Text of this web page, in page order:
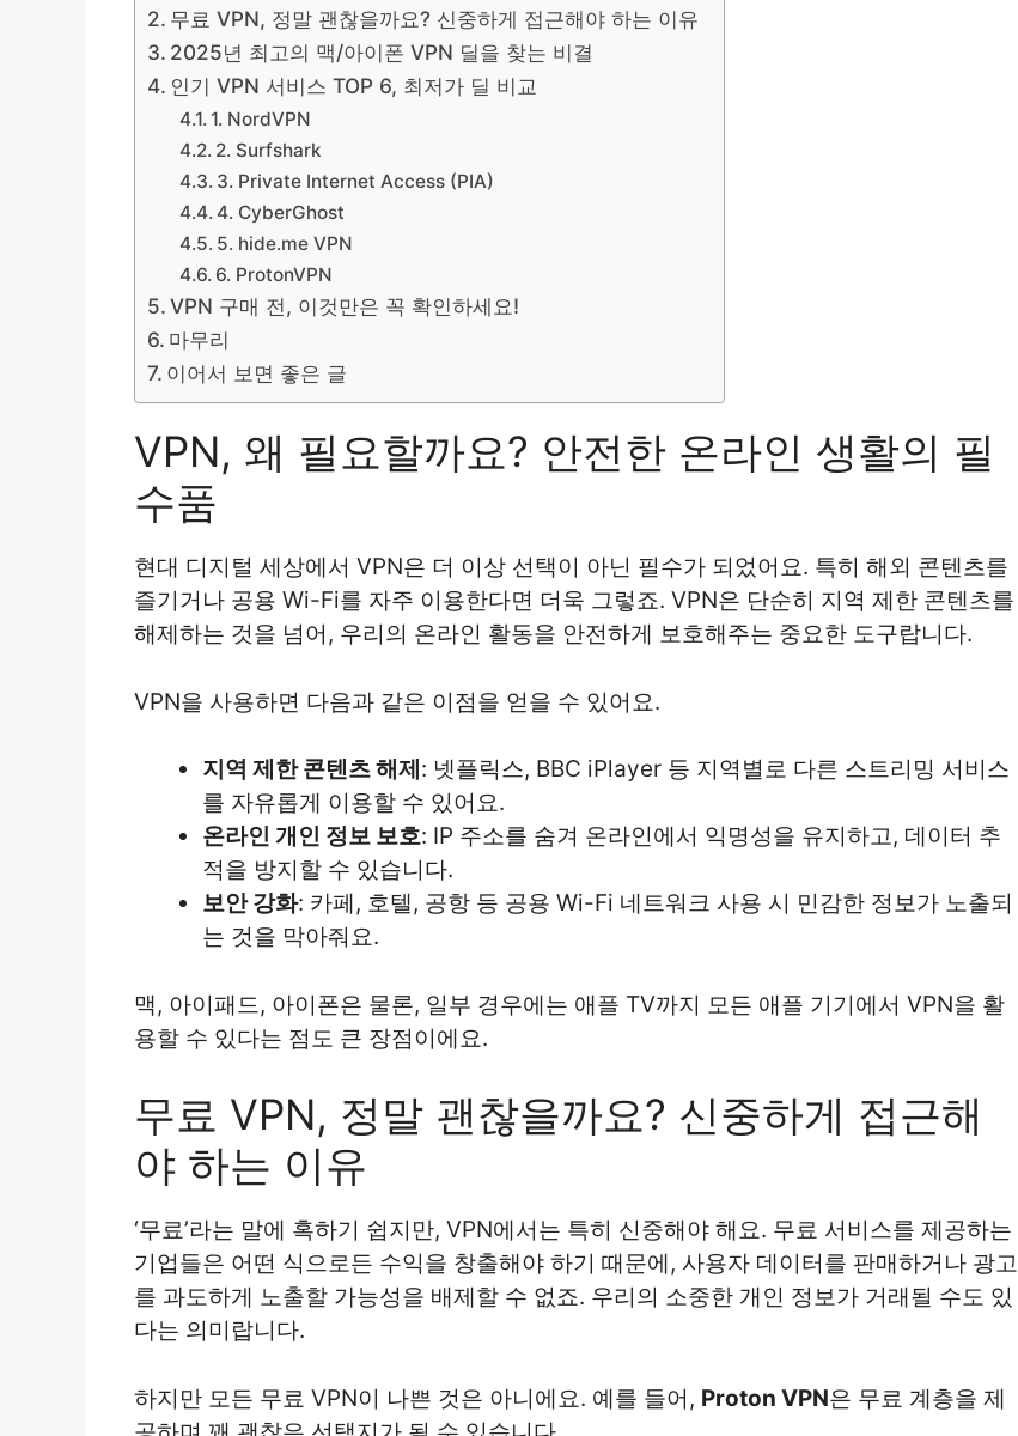
무료 VPN, 정말 괜찮을까요? 신중하게 접근해야 하는 이유
2025년 최고의 맥/아이폰 VPN 딜을 찾는 비결
인기 VPN 서비스 TOP 6, 최저가 딜 비교
1. NordVPN
2. Surfshark
3. Private Internet Access (PIA)
4. CyberGhost
5. hide.me VPN
6. ProtonVPN
VPN 구매 전, 이것만은 꼭 확인하세요!
마무리
이어서 보면 좋은 글
VPN, 왜 필요할까요? 안전한 온라인 생활의 필
수품
현대 디지털 세상에서 VPN은 더 이상 선택이 아닌 필수가 되었어요. 특히 해외 콘텐츠를
즐기거나 공용 Wi-Fi를 자주 이용한다면 더욱 그렇죠. VPN은 단순히 지역 제한 콘텐츠를
해제하는 것을 넘어, 우리의 온라인 활동을 안전하게 보호해주는 중요한 도구랍니다.
VPN을 사용하면 다음과 같은 이점을 얻을 수 있어요.
지역 제한 콘텐츠 해제 : 넷플릭스, BBC iPlayer 등 지역별로 다른 스트리밍 서비스
를 자유롭게 이용할 수 있어요.
온라인 개인 정보 보호: IP 주소를 숨겨 온라인에서 익명성을 유지하고, 데이터 추
적을 방지할 수 있습니다.
보안 강화: 카페, 호텔, 공항 등 공용 Wi-Fi 네트워크 사용 시 민감한 정보가 노출되
는 것을 막아줘요.
맥, 아이패드, 아이폰은 물론, 일부 경우에는 애플 TV까지 모든 애플 기기에서 VPN을 활
용할 수 있다는 점도 큰 장점이에요.
무료 VPN, 정말 괜찮을까요? 신중하게 접근해
야 하는 이유
‘무료’라는 말에 혹하기 쉽지만, VPN에서는 특히 신중해야 해요. 무료 서비스를 제공하는
기업들은 어떤 식으로든 수익을 창출해야 하기 때문에, 사용자 데이터를 판매하거나 광고
를 과도하게 노출할 가능성을 배제할 수 없죠. 우리의 소중한 개인 정보가 거래될 수도 있
다는 의미랍니다.
하지만 모든 무료 VPN이 나쁜 것은 아니에요. 예를 들어, Proton VPN은 무료 계층을 제